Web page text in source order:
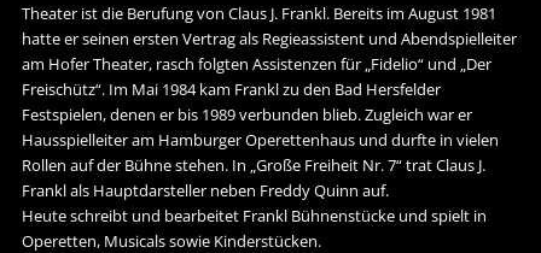
Theater ist die Berufung von Claus J. Frankl. Bereits im August 1981
hatte er seinen ersten Vertrag als Regieassistent und Abendspielleiter
am Hofer Theater, rasch folgten Assistenzen für „Fidelio“ und „Der
Freischütz“. Im Mai 1984 kam Frankl zu den Bad Hersfelder
Festspielen, denen er bis 1989 verbunden blieb. Zugleich war er
Hausspielleiter am Hamburger Operettenhaus und durfte in vielen
Rollen auf der Bühne stehen. In „Große Freiheit Nr. 7“ trat Claus J.
Frankl als Hauptdarsteller neben Freddy Quinn auf.
Heute schreibt und bearbeitet Frankl Bühnenstücke und spielt in
Operetten, Musicals sowie Kinderstücken.